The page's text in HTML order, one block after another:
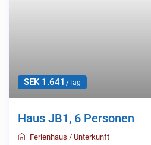
SEK 1.641 /Tag
Haus JB1, 6 Personen
Ferienhaus /Unterkunft